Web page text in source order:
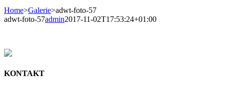
Home>Galerie>adwt-foto-57
adwt-foto-57admin2017-11-02T17:53:24+01:00
KONTAKT